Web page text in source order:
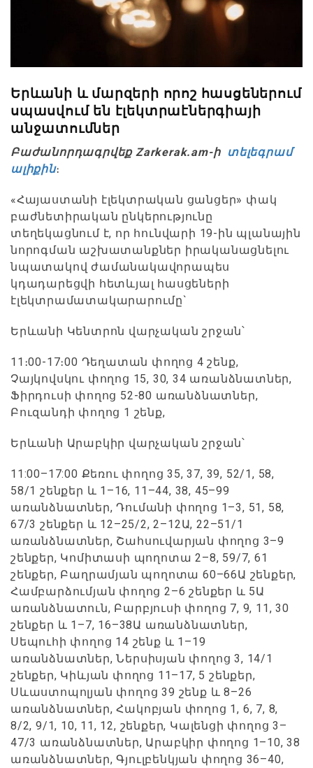
Երևանի և մարզերի որոշ հասցեներում
սպասվում են էլեկտրաէներգիայի
անջատումներ
Բաժանորդագրվեք Zarkerak.am-ի տելեգրամ
ալիքին։
«Հայաստանի էլեկտրական ցանցեր» փակ
բաժնետիրական ընկերությունը
տեղեկացնում է, որ հունվարի 19-ին պլանային
նորոգման աշխատանքներ իրականացնելու
նպատակով ժամանակավորապես
կդադարեցվի հետևյալ հասցեների
էլեկտրամատակարարումը`
Երևանի Կենտրոն վարչական շրջան՝
11։00-17։00 Դեղատան փողոց 4 շենք,
Չայկովսկու փողոց 15, 30, 34 առանձնատներ,
Ֆիրդուսի փողոց 52-80 առանձնատներ,
Բուզանդի փողոց 1 շենք,
Երևանի Արաբկիր վարչական շրջան՝
11:00–17:00 Քեռու փողոց 35, 37, 39, 52/1, 58,
58/1 շենքեր և 1–16, 11–44, 38, 45–99
առանձնատներ, Դումանի փողոց 1–3, 51, 58,
67/3 շենքեր և 12–25/2, 2–12Ա, 22–51/1
առանձնատներ, Շահսուվարյան փողոց 3–9
շենքեր, Կոմիտասի պողոտա 2–8, 59/7, 61
շենքեր, Բաղրամյան պողոտա 60–66Ա շենքեր,
Համբարձումյան փողոց 2–6 շենքեր և 5Ա
առանձնատուն, Բարբյուսի փողոց 7, 9, 11, 30
շենքեր և 1–7, 16–38Ա առանձնատներ,
Սեպուհի փողոց 14 շենք և 1–19
առանձնատներ, Ներսիսյան փողոց 3, 14/1
շենքեր, Կիևյան փողոց 11–17, 5 շենքեր,
Սևաստոպոլյան փողոց 39 շենք և 8–26
առանձնատներ, Հակոբյան փողոց 1, 6, 7, 8,
8/2, 9/1, 10, 11, 12, շենքեր, Կալենցի փողոց 3–
47/3 առանձնատներ, Արաբկիր փողոց 1–10, 38
առանձնատներ, Գյուլբենկյան փողոց 36–40,